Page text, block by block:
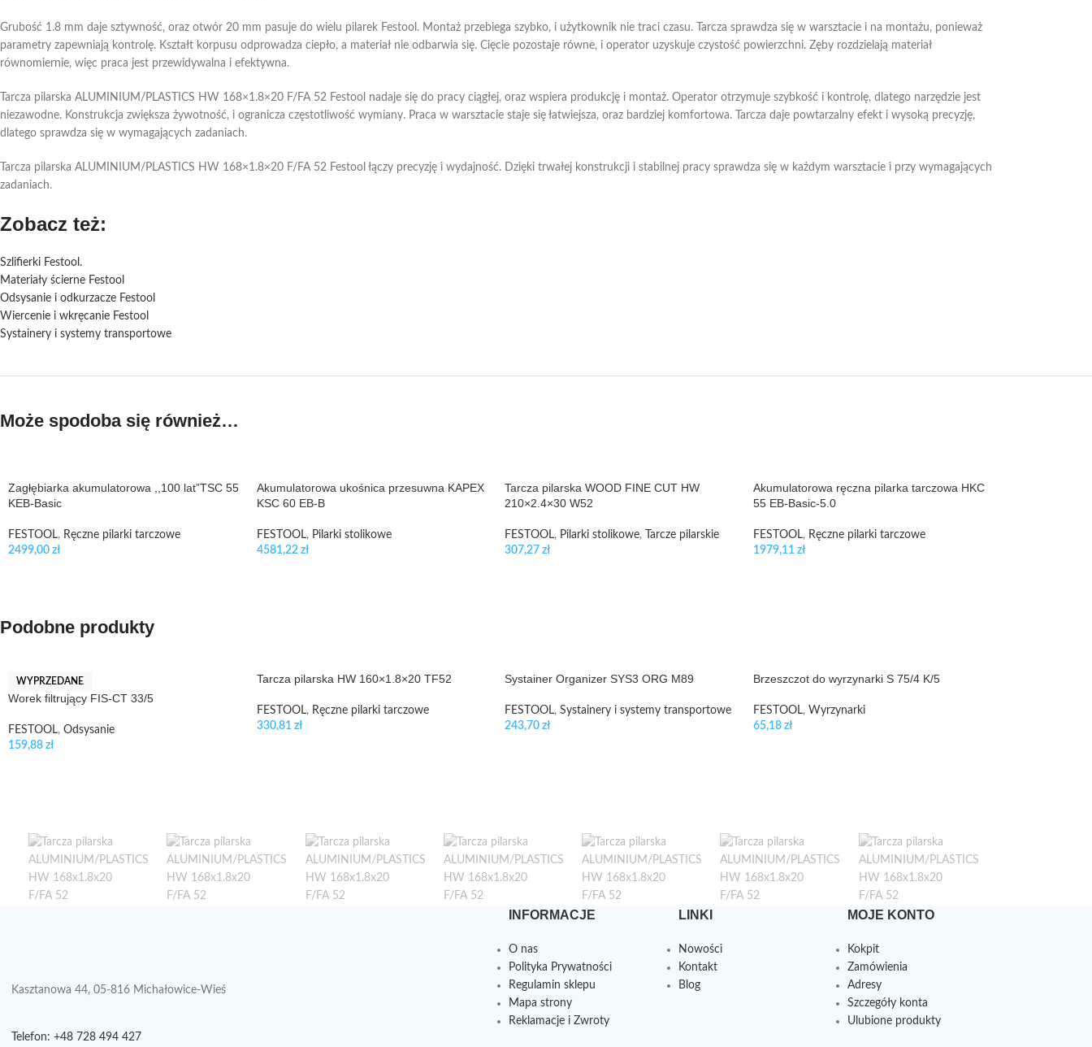
Grubość 1.8 mm daje sztywność, oraz otwór 20 mm pasuje do wielu pilarek Festool. Montaż przebiega szybko, i użytkownik nie traci czasu. Tarcza sprawdza się w warsztacie i na montażu, ponieważ
parametry zapewniają kontrolę. Kształt korpusu odprowadza ciepło, a materiał nie odbarwia się. Cięcie pozostaje równe, i operator uzyskuje czystość powierzchni. Zęby rozdzielają materiał
równomiernie, więc praca jest przewidywalna i efektywna.
Tarcza pilarska ALUMINIUM/PLASTICS HW 168×1.8×20 F/FA 52 Festool nadaje się do pracy ciągłej, oraz wspiera produkcję i montaż. Operator otrzymuje szybkość i kontrolę, dlatego narzędzie jest
niezawodne. Konstrukcja zwiększa żywotność, i ogranicza częstotliwość wymiany. Praca w warsztacie staje się łatwiejsza, oraz bardziej komfortowa. Tarcza daje powtarzalny efekt i wysoką precyzję,
dlatego sprawdza się w wymagających zadaniach.
Tarcza pilarska ALUMINIUM/PLASTICS HW 168×1.8×20 F/FA 52 Festool łączy precyzję i wydajność. Dzięki trwałej konstrukcji i stabilnej pracy sprawdza się w każdym warsztacie i przy wymagających
zadaniach.
Zobacz też:
Szlifierki Festool.
Materiały ścierne Festool
Odsysanie i odkurzacze Festool
Wiercenie i wkręcanie Festool
Systainery i systemy transportowe
Może spodoba się również…
Zagłębiarka akumulatorowa ,,100 lat”TSC 55
KEB-Basic
FESTOOL, Ręczne pilarki tarczowe
2499,00 zł
Akumulatorowa ukośnica przesuwna KAPEX
KSC 60 EB-B
FESTOOL, Pilarki stolikowe
4581,22 zł
Tarcza pilarska WOOD FINE CUT HW
210×2.4×30 W52
FESTOOL, Pilarki stolikowe,
Tarcze pilarskie
307,27 zł
Akumulatorowa ręczna pilarka tarczowa HKC
55 EB-Basic-5.0
FESTOOL, Ręczne pilarki tarczowe
1979,11 zł
Podobne produkty
WYPRZEDANE
Worek filtrujący FIS-CT 33/5
FESTOOL, Odsysanie
159,88 zł
Tarcza pilarska HW 160×1.8×20 TF52
FESTOOL, Ręczne pilarki tarczowe
330,81 zł
Systainer Organizer SYS3 ORG M89
FESTOOL, Systainery i systemy transportowe
243,70 zł
Brzeszczot do wyrzynarki S 75/4 K/5
FESTOOL, Wyrzynarki
65,18 zł
Kasztanowa 44, 05-816 Michałowice-Wieś
Telefon: +48 728 494 427
INFORMACJE
O nas
Polityka Prywatności
Regulamin sklepu
Mapa strony
Reklamacje i Zwroty
LINKI
Nowości
Kontakt
Blog
MOJE KONTO
Kokpit
Zamówienia
Adresy
Szczegóły konta
Ulubione produkty